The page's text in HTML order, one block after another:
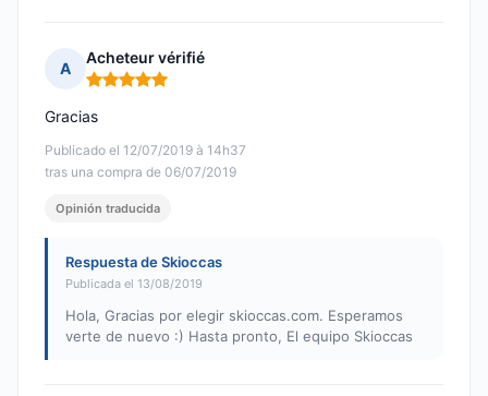
A
Acheteur vérifié
Nota: 5 de 5
Publicado el 12/07/2019 à 14h37
tras una compra de 06/07/2019
Gracias
Opinión traducida
Respuesta de Skioccas
Publicada el 13/08/2019
Hola, Gracias por elegir skioccas.com. Esperamos
verte de nuevo :) Hasta pronto, El equipo Skioccas